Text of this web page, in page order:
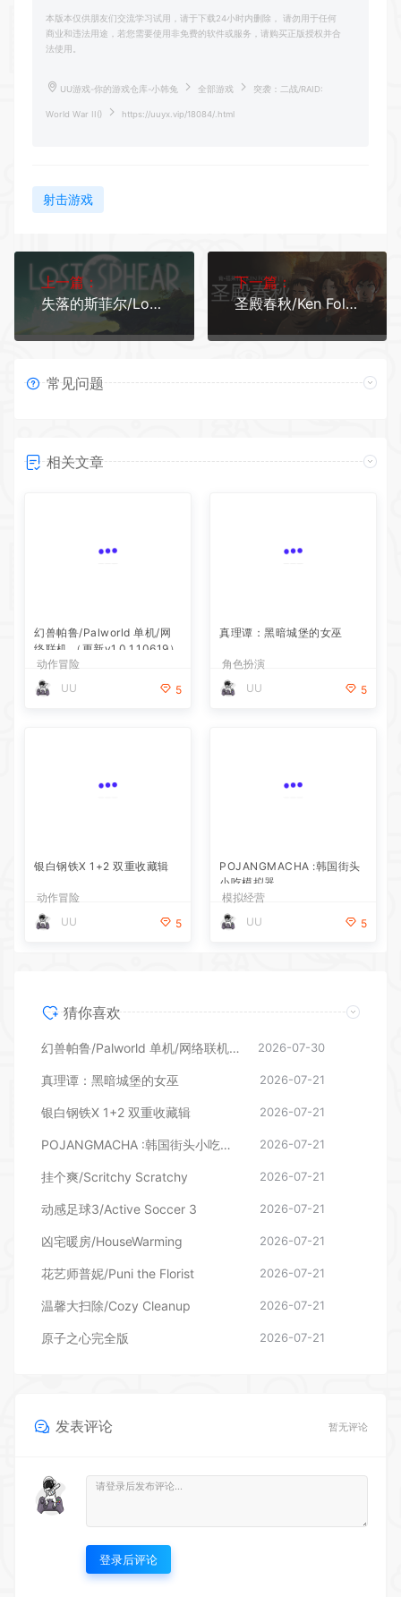
本版本仅供朋友们交流学习试用，请于下载24小时内删除， 请勿用于任何
商业和违法用途，若您需要使用非免费的软件或服务，请购买正版授权并合
法使用。
UU游戏-你的游戏仓库-小韩兔 全部游戏 突袭：二战/RAID:
World War II() https://uuyx.vip/18084/.html
射击游戏
上一篇：
失落的斯菲尔/Lost Sphear（v20180306_Up1集成1号升级档） ()
下一篇：
圣殿春秋/Ken Folletts The Pillars of the Earth（v1.1.703-全3卷） ()
常见问题
相关文章
幻兽帕鲁/Palworld 单机/网
络联机 （更新v1.0.1.10619）
动作冒险
UU
5
POJANGMACHA :韩国街头
小吃模拟器
模拟经营
UU
5
猜你喜欢
幻兽帕鲁/Palworld 单机/网络联机 （更新v1.0.1.10619） 2026-07-30
真理谭：黑暗城堡的女巫 2026-07-21
银白钢铁X 1+2 双重收藏辑 2026-07-21
POJANGMACHA :韩国街头小吃模拟器 2026-07-21
挂个爽/Scritchy Scratchy 2026-07-21
动感足球3/Active Soccer 3 2026-07-21
凶宅暖房/HouseWarming 2026-07-21
花艺师普妮/Puni the Florist 2026-07-21
温馨大扫除/Cozy Cleanup 2026-07-21
原子之心完全版 2026-07-21
发表评论 暂无评论
登录后评论